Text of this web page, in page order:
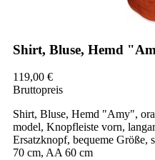
Shirt, Bluse, Hemd
119,00 €
Bruttopreis
Shirt, Bluse, Hemd "Amy",
model, Knopfleiste vorn,
Ersatzknopf, bequeme Größe,
70 cm, AA 60 cm